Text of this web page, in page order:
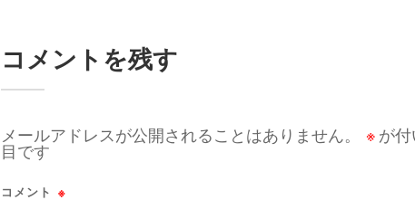
コメントを残す
メールアドレスが公開されることはありません。 ※ が
目です
コメント ※